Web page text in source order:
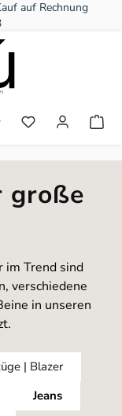
auf Rechnung
Du hast 0
große
Trend sind
verschiedene
in unseren
| Blazer
Jeans